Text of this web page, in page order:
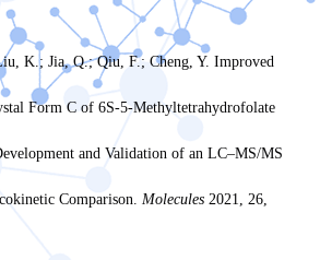
K.; Jia, Q.; Qiu, F.; Cheng, Y. Improved
Form C of 6S-5-Methyltetrahydrofolate
and Validation of an LC–MS/MS
Comparison. Molecules 2021, 26,